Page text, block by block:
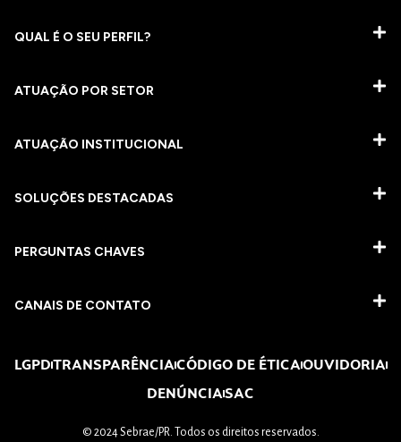
QUAL É O SEU PERFIL?
ATUAÇÃO POR SETOR
ATUAÇÃO INSTITUCIONAL
SOLUÇÕES DESTACADAS
PERGUNTAS CHAVES​
CANAIS DE CONTATO
LGPDTRANSPARÊNCIACÓDIGO DE ÉTICAOUVIDORIA
DENÚNCIASAC
© 2024 Sebrae/PR. Todos os direitos reservados.